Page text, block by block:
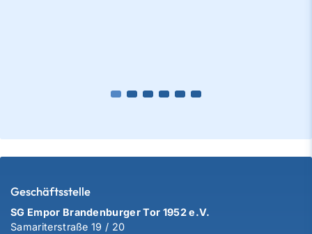
Geschäftsstelle
SG Empor Brandenburger Tor 1952 e.V.
Samariterstraße 19 / 20